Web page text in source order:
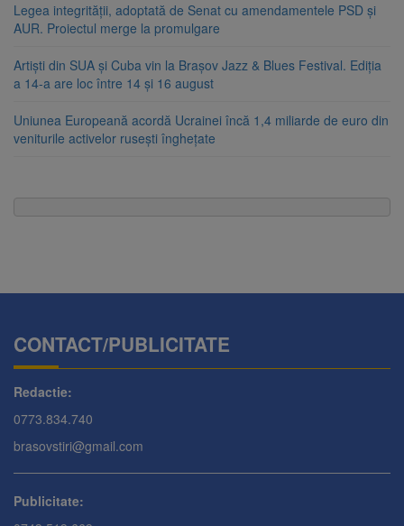
Legea integrității, adoptată de Senat cu amendamentele PSD și
AUR. Proiectul merge la promulgare
Artiști din SUA și Cuba vin la Brașov Jazz & Blues Festival. Ediția
a 14-a are loc între 14 și 16 august
Uniunea Europeană acordă Ucrainei încă 1,4 miliarde de euro din
veniturile activelor rusești înghețate
CONTACT/PUBLICITATE
Redactie:
0773.834.740
brasovstiri@gmail.com
Publicitate: